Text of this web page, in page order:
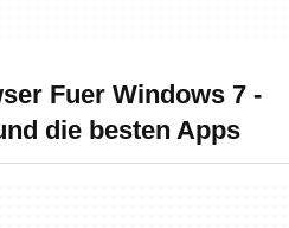
Fuer Windows 7 -
die besten Apps